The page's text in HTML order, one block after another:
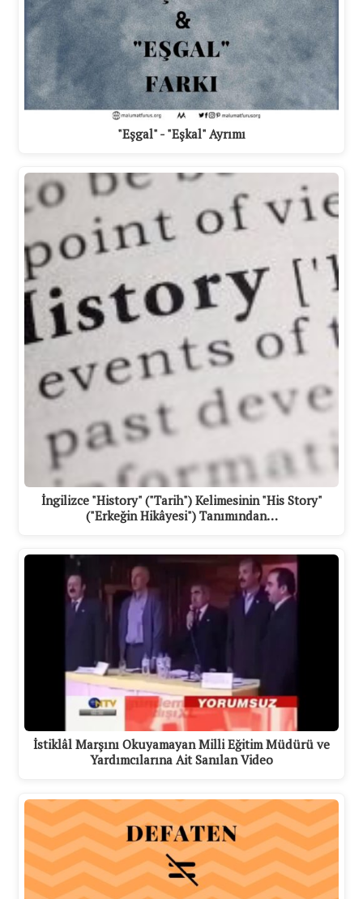
"Eşgal" - "Eşkal" Ayrımı
İngilizce "History" ("Tarih") Kelimesinin "His Story"
("Erkeğin Hikâyesi") Tanımından…
İstiklâl Marşını Okuyamayan Milli Eğitim Müdürü ve
Yardımcılarına Ait Sanılan Video